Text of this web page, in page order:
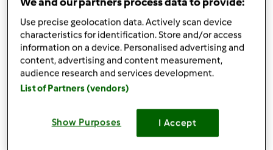
Use precise geolocation data. Actively scan device
characteristics for identification. Store and/or access
information on a device. Personalised advertising and
content, advertising and content measurement,
audience research and services development.
List of Partners (vendors)
Show Purposes I Accept